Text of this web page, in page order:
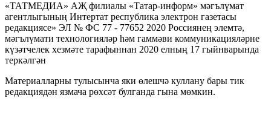
«ТАТМЕДИА» АҖ филиалы «Татар-информ» мәгълүмат
агентлыгының Интертат республика электрон газетасы
редакциясе» ЭЛ № ФС 77 - 77652 2020 Россиянең элемтә,
мәгълүмати технологияләр һәм гаммәви коммуникацияләрне
күзәтчелек хезмәте тарафыннан 2020 елның 17 гыйнварында
теркәлгән
Материалларны тулысынча яки өлешчә куллану бары тик
редакциядән язмача рөхсәт булганда гына мөмкин.